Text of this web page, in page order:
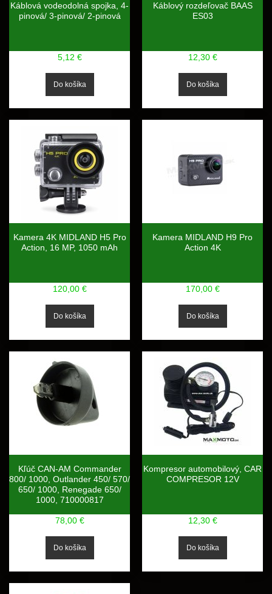
Káblová vodeodolná spojka, 4-
pinová/ 3-pinová/ 2-pinová
5,12 €
Káblový rozdeľovač BAAS
ES03
12,30 €
Kamera 4K MIDLAND H5 Pro
Action, 16 MP, 1050 mAh
120,00 €
Kamera MIDLAND H9 Pro
Action 4K
170,00 €
Kľúč CAN-AM Commander
800/ 1000, Outlander 450/ 570/
650/ 1000, Renegade 650/
1000, 710000817
78,00 €
Kompresor automobilový, CAR
COMPRESOR 12V
12,30 €